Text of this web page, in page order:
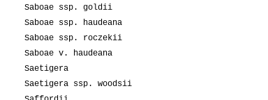
Saboae ssp. goldii
Saboae ssp. haudeana
Saboae ssp. roczekii
Saboae v. haudeana
Saetigera
Saetigera ssp. woodsii